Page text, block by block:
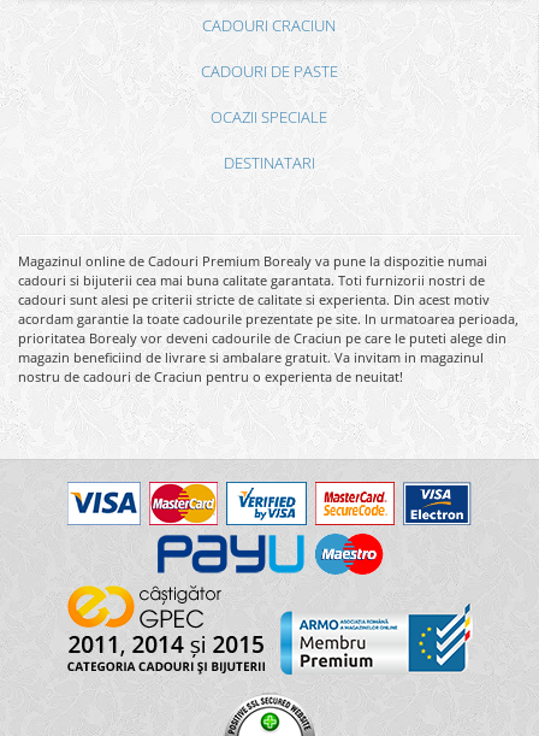
CADOURI CRACIUN
CADOURI DE PASTE
OCAZII SPECIALE
DESTINATARI
Magazinul online de Cadouri Premium Borealy va pune la dispozitie numai
cadouri si bijuterii cea mai buna calitate garantata. Toti furnizorii nostri de
cadouri sunt alesi pe criterii stricte de calitate si experienta. Din acest motiv
acordam garantie la toate cadourile prezentate pe site. In urmatoarea perioada,
prioritatea Borealy vor deveni cadourile de Craciun pe care le puteti alege din
magazin beneficiind de livrare si ambalare gratuit. Va invitam in magazinul
nostru de cadouri de Craciun pentru o experienta de neuitat!